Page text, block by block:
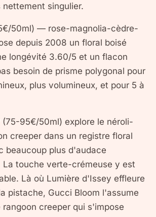
singulier.
50ml) — rose-magnolia-cèdre-
depuis 2008 un floral boisé
longévité 3.60/5 et un flacon
besoin de prisme polygonal pour
plus volumineux, et pour 5 à
(75-95€/50ml) explore le néroli-
creeper dans un registre floral
beaucoup plus d'audace
La touche verte-crémeuse y est
Là où Lumière d'Issey effleure
pistache, Gucci Bloom l'assume
creeper qui s'impose